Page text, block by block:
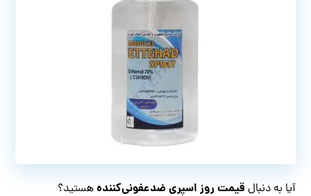
آیا به دنبال قیمت روز اسپری ضدعفونی‌کنندههستید؟